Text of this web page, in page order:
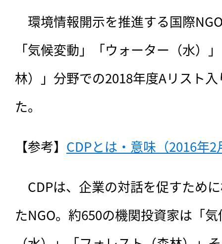
環境情報開示を推進する国際
「気候変動」「ウォーター（水）
林）」分野での2018年度Aリスト
た。
【参考】 CDPとは・意味（2016年2
CDPは、企業の対話を促すため
たNGO。約650の機関投資家は「